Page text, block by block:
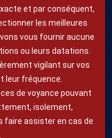
et par conséquent,
les meilleures
vous fournir aucune
ou leurs datations.
vigilant sur vos
leur fréquence.
de voyance pouvant
isolement,
faire assister en cas de